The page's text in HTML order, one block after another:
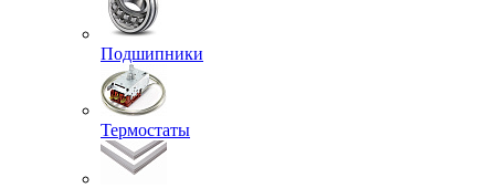
Подшипники
Термостаты